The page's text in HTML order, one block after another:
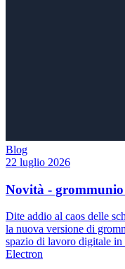
Blog
22 luglio 2026
Novità - grommunio
Dite addio al caos delle
la nuova versione di
spazio di lavoro digitale in
Electron